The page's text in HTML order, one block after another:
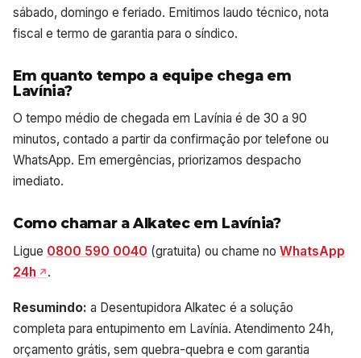
sábado, domingo e feriado. Emitimos laudo técnico, nota
fiscal e termo de garantia para o síndico.
Em quanto tempo a equipe chega em
Lavínia?
O tempo médio de chegada em Lavínia é de 30 a 90
minutos, contado a partir da confirmação por telefone ou
WhatsApp. Em emergências, priorizamos despacho
imediato.
Como chamar a Alkatec em Lavínia?
Ligue 0800 590 0040 (gratuita) ou chame no WhatsApp
24h
.
Resumindo: a Desentupidora Alkatec é a solução
completa para entupimento em Lavínia. Atendimento 24h,
orçamento grátis, sem quebra-quebra e com garantia